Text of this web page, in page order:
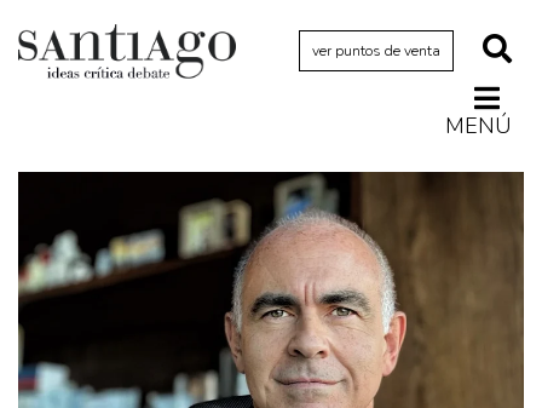
ver puntos de venta
MENÚ
Archivo Cenfoto-UDP
Arquetipos de situación
Artes visuales
Ciencia
Cine y televisión